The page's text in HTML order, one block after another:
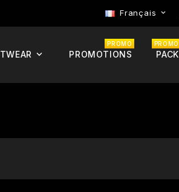
Français 
PROMOTIONS
PROMO
PACK
PROMO